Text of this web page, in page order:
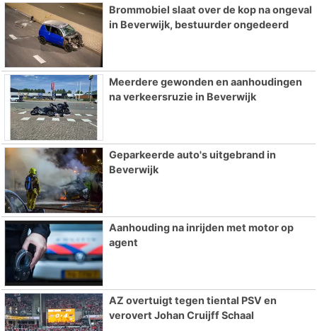
Brommobiel slaat over de kop na ongeval
in Beverwijk, bestuurder ongedeerd
Meerdere gewonden en aanhoudingen
na verkeersruzie in Beverwijk
Geparkeerde auto's uitgebrand in
Beverwijk
Aanhouding na inrijden met motor op
agent
AZ overtuigt tegen tiental PSV en
verovert Johan Cruijff Schaal